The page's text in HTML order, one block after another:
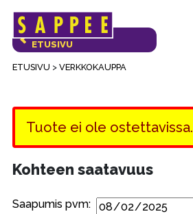
Päävalikko
ETUSIVU > VERKKOKAUPPA
VERKKOKAUPAN
ETUSIVU
Tuote ei ole ostettavissa.
Kohteen saatavuus
Saapumis pvm: